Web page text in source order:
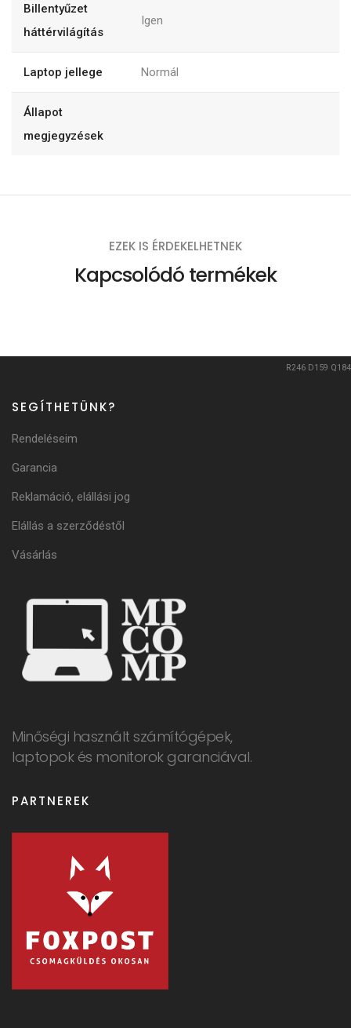
Billentyűzet
háttérvilágítás
Igen
Laptop jellege Normál
Állapot
megjegyzések
EZEK IS ÉRDEKELHETNEK
Kapcsolódó termékek
R246 D159 Q184
Minőségi használt számítógépek,
laptopok és monitorok garanciával.
SEGÍTHETÜNK?
Rendeléseim
Garancia
Reklamáció, elállási jog
Elállás a szerződéstől
Vásárlás
PARTNEREK